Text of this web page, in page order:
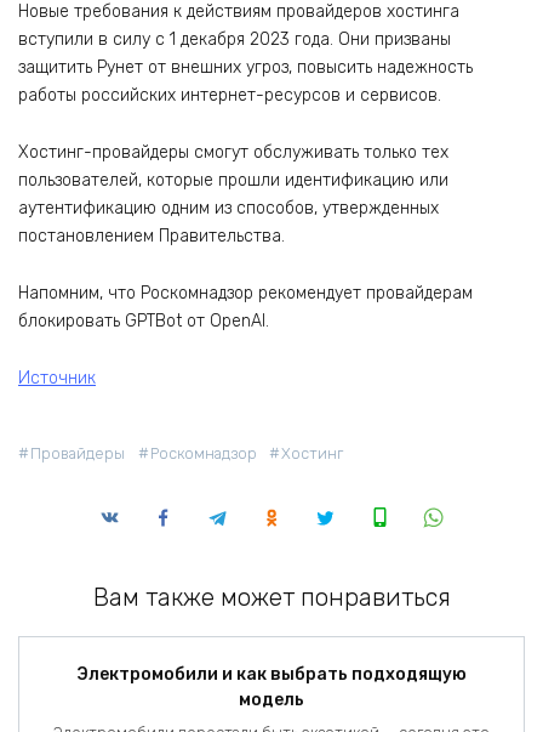
Новые требования к действиям провайдеров хостинга
вступили в силу с 1 декабря 2023 года. Они призваны
защитить Рунет от внешних угроз, повысить надежность
работы российских интернет-ресурсов и сервисов.
Хостинг-провайдеры смогут обслуживать только тех
пользователей, которые прошли идентификацию или
аутентификацию одним из способов, утвержденных
постановлением Правительства.
Напомним, что Роскомнадзор рекомендует провайдерам
блокировать GPTBot от OpenAI.
Источник
Провайдеры Роскомнадзор Хостинг
Вам также может понравиться
Электромобили и как выбрать подходящую
модель